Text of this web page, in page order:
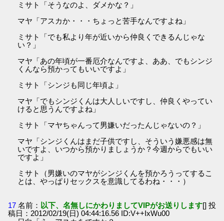
ミサト「そうなのよ、ダメかな？」
マヤ「アスカか・・・ちょっと苦手なんですよね」
ミサト「でも私より年が近いから仲良くできるんじゃな
い？」
マヤ「あの年頃が一番厄介なんですよ、ああ、でもシンジ
くんなら預かってもいいですよ」
ミサト「シンジも同じ年頃よ」
マヤ「でもシンジくんは大人しいですし、仲良くやってい
けると思うんですよね」
ミサト「マヤちゃんって男嫌いだったんじゃないの？」
マヤ「シンジくんはまだ子供ですし、そういう嫌悪感は無
いですよ、いつから預かりましょうか？今週からでもいい
ですよ」
ミサト（男嫌いのマヤがシンジくんを預かろうってするこ
とは、やっぱりセックスを意識してるわね・・・）
17 名前： 以下、名無しにかわりましてVIPがお送りします[] 投
稿日：2012/02/19(日) 04:44:16.56 ID:V++IxWu00